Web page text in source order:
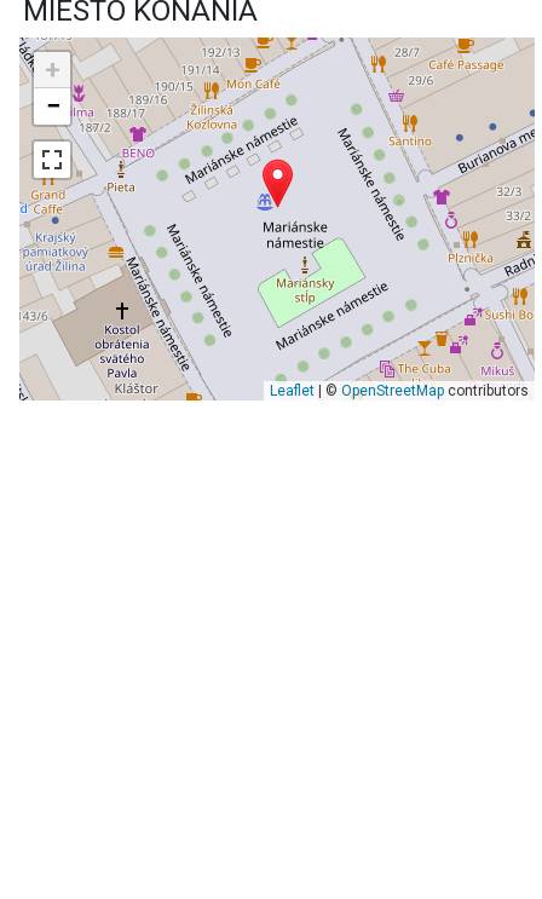
MIESTO KONANIA
+
−
Leaflet| © OpenStreetMapcontributors